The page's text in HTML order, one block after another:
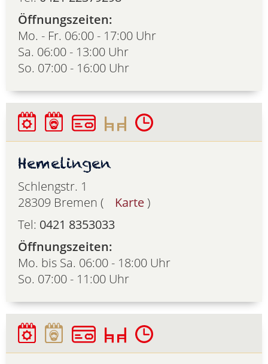
Öffnungszeiten:
Mo. - Fr. 06:00 - 17:00 Uhr
Sa. 06:00 - 13:00 Uhr
So. 07:00 - 16:00 Uhr
Hemelingen
Schlengstr. 1
28309 Bremen (
Karte )
Tel: 0421 8353033
Öffnungszeiten:
Mo. bis Sa. 06:00 - 18:00 Uhr
So. 07:00 - 11:00 Uhr